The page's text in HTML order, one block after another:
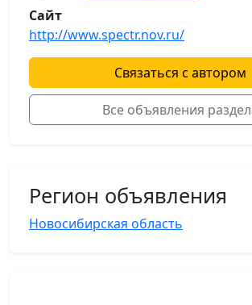
Сайт
http://www.spectr.nov.ru/
Связаться с автором
Все объявления
Регион объявления
Новосибирская область